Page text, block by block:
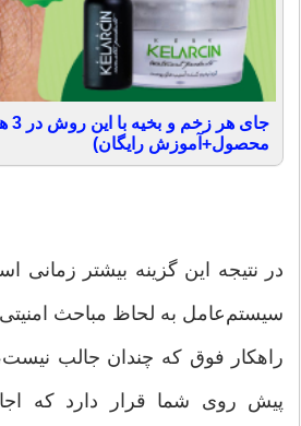
محصول+آموزش رایگان)
در نتیجه این گزینه بیشتر زمانی
سیستم‌عامل به لحاظ مباحث
پیش روی شما قرار دارد که